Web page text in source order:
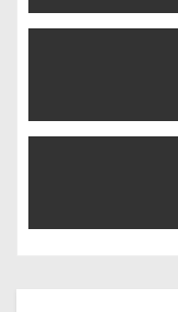
п
с